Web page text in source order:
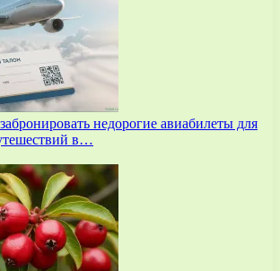
недорогие авиабилеты для
в…